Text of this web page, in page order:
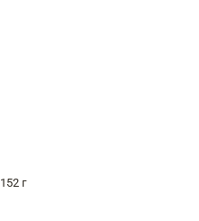
152 г